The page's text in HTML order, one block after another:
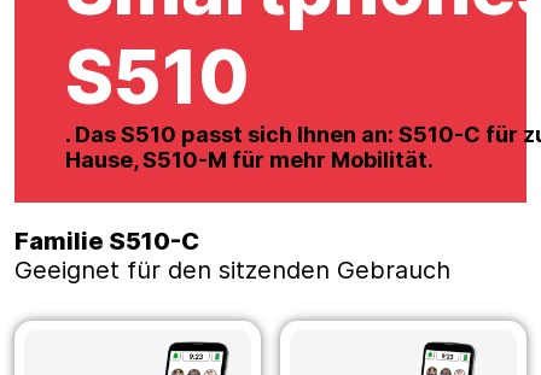
S510
. Das S510 passt sich Ihnen an: S510-C für
Hause, S510-M für mehr Mobilität.
Familie S510-C
Geeignet für den sitzenden Gebrauch